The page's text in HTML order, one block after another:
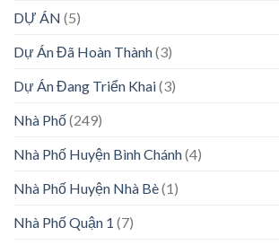
DỰ ÁN (5)
Dự Án Đã Hoàn Thành(3)
Dự Án Đang Triển Khai(3)
Nhà Phố(249)
Nhà Phố Huyện Bình Chánh(4)
Nhà Phố Huyện Nhà Bè(1)
Nhà Phố Quận 1 (7)